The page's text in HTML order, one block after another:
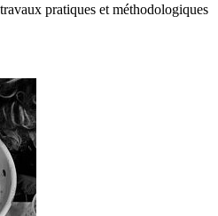
pratiques et méthodologiques